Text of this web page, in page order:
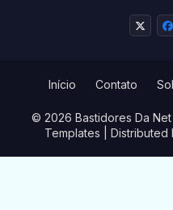
© 2026 Bastidores Da Net
Templates | Distributed
Início Contato